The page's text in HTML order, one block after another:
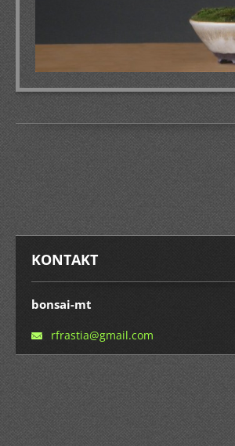
KONTAKT
bonsai-mt
rfrastia@gmail.com